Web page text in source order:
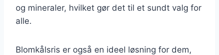
og mineraler, hvilket gør det til et sundt valg for
alle.
Blomkålsris er også en ideel løsning for dem,